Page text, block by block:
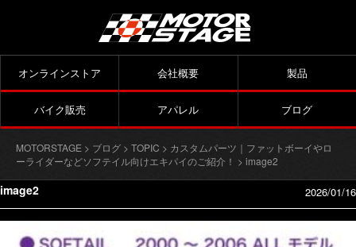
オンラインストア 会社概要 製品
バイク販売 アパレル ブログ
MOTORSTAGE > ブログ > TOPIC > カスタムパーツ｜ファットボーイやロ
ーライダーなどソフテイル向けエキパイのご紹介！ > image2
image2 2026/01/16